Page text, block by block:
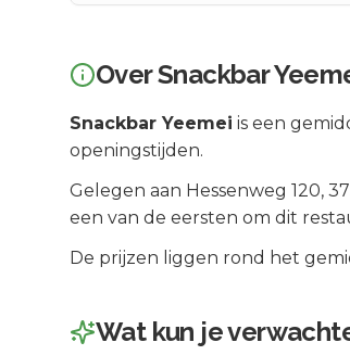
OverSnackbar
Snackbar Yeemei is een
openingstijden.
Gelegen aan Hessenweg 120,
een van de eersten om dit
De prijzen liggen rond het
Wat kun je